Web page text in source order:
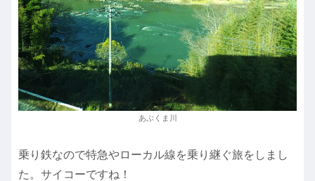
あぶくま川
乗り鉄なので特急やローカル線を乗り継ぐ旅をしまし
た。サイコーですね！